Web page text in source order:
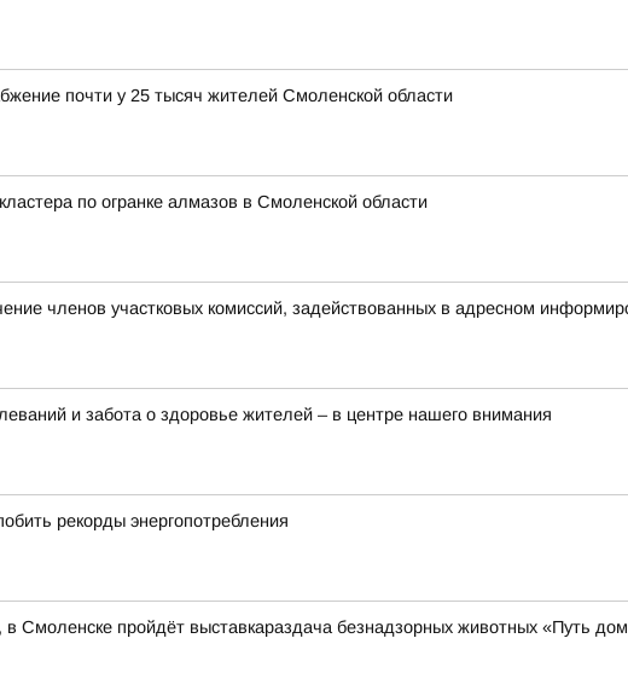
почти у 25 тысяч жителей Смоленской области
по огранке алмазов в Смоленской области
членов участковых комиссий, задействованных в адресном
и забота о здоровье жителей – в центре нашего внимания
рекорды энергопотребления
Смоленске пройдёт выставкараздача безнадзорных животных «Путь